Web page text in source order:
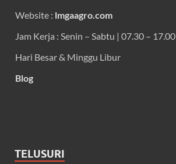
Website : lmgaagro.com
Jam Kerja : Senin – Sabtu | 07.30 – 17.00
Hari Besar & Minggu Libur
Blog
TELUSURI